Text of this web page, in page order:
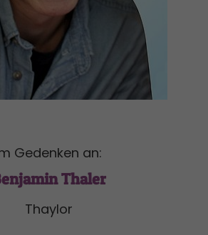
Gedenken an:
Thaler
Thaylor